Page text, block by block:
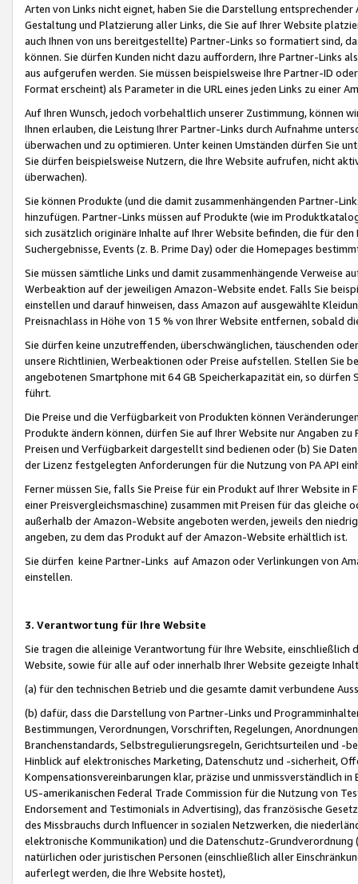
Arten von Links nicht eignet, haben Sie die Darstellung
Gestaltung und Platzierung aller Links, die Sie auf Ihrer Website
auch Ihnen von uns bereitgestellte) Partner-Links so formatiert sind,
können. Sie dürfen Kunden nicht dazu auffordern, Ihre Partner-Links
aus aufgerufen werden. Sie müssen beispielsweise Ihre Partner-ID
Format erscheint) als Parameter in die URL eines jeden Links zu einer
Auf Ihren Wunsch, jedoch vorbehaltlich unserer Zustimmung, können
Ihnen erlauben, die Leistung Ihrer Partner-Links durch Aufnahme
überwachen und zu optimieren. Unter keinen Umständen dürfen Sie
Sie dürfen beispielsweise Nutzern, die Ihre Website aufrufen, nicht
überwachen).
Sie können Produkte (und die damit zusammenhängenden Partner-
hinzufügen. Partner-Links müssen auf Produkte (wie im
sich zusätzlich originäre Inhalte auf Ihrer Website befinden, die für
Suchergebnisse, Events (z. B. Prime Day) oder die Homepages
Sie müssen sämtliche Links und damit zusammenhängende
Werbeaktion auf der jeweiligen Amazon-Website endet. Falls Sie
einstellen und darauf hinweisen, dass Amazon auf ausgewählte
Preisnachlass in Höhe von 15 % von Ihrer Website entfernen, sobald
Sie dürfen keine unzutreffenden, überschwänglichen, täuschenden
unsere Richtlinien, Werbeaktionen oder Preise aufstellen. Stellen Sie
angebotenen Smartphone mit 64 GB Speicherkapazität ein, so dürfen
führt.
Die Preise und die Verfügbarkeit von Produkten können
Produkte ändern können, dürfen Sie auf Ihrer Website nur Angaben
Preisen und Verfügbarkeit dargestellt sind bedienen oder (b) Sie
der Lizenz festgelegten Anforderungen für die Nutzung von PA API
Ferner müssen Sie, falls Sie Preise für ein Produkt auf Ihrer Website
einer Preisvergleichsmaschine) zusammen mit Preisen für das
außerhalb der Amazon-Website angeboten werden, jeweils den
angeben, zu dem das Produkt auf der Amazon-Website erhältlich ist.
Sie dürfen keine Partner-Links auf Amazon oder Verlinkungen von
einstellen.
3. Verantwortung für Ihre Website
Sie tragen die alleinige Verantwortung für Ihre Website,
Website, sowie für alle auf oder innerhalb Ihrer Website gezeigte
(a) für den technischen Betrieb und die gesamte damit verbundene
(b) dafür, dass die Darstellung von Partner-Links und
Bestimmungen, Verordnungen, Vorschriften, Regelungen,
Branchenstandards, Selbstregulierungsregeln, Gerichtsurteilen und -
Hinblick auf elektronisches Marketing, Datenschutz und -sicherheit,
Kompensationsvereinbarungen klar, präzise und unmissverständlich
US-amerikanischen Federal Trade Commission für die Nutzung von
Endorsement and Testimonials in Advertising), das französische
des Missbrauchs durch Influencer in sozialen Netzwerken, die
elektronische Kommunikation) und die Datenschutz-
natürlichen oder juristischen Personen (einschließlich aller
auferlegt werden, die Ihre Website hostet),